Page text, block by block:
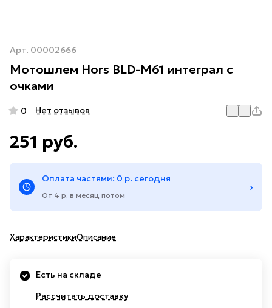
Арт. 00002666
Мотошлем Hors BLD-M61 интеграл с
очками
0 Нет отзывов
251 руб.
Оплата частями: 0 р. сегодня
От 4 р. в месяц потом
›
ХарактеристикиОписание
Есть на складе
Рассчитать доставку